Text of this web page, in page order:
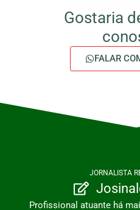
Gostaria
FALAR
JORNALISTA
Profissional atuante há